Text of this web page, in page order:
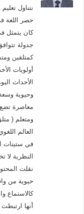
نتناول
حصر اللغة
كان يتمثل
جدولة
كمتلقين
أولويات
الأحداث
وحيوية
معاصرة تضع
ومتعلم (
العالم
في ستينات
النظرية
نقلت
حيوية من
كالاستماع
أنها ارتبطت